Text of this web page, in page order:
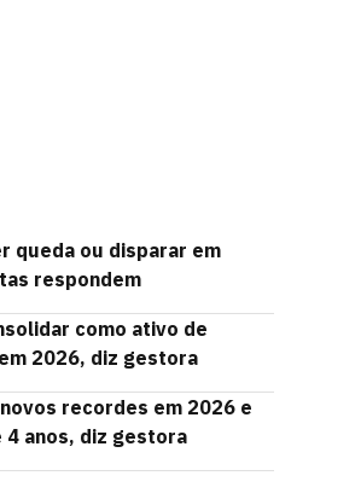
queda ou disparar em
respondem
como ativo de
2026, diz gestora
recordes em 2026 e
anos, diz gestora